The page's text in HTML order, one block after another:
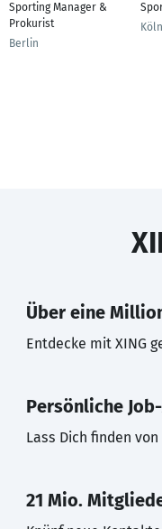
Sporting Manager &
Prokurist
Berlin
Köln
Über eine
Entdecke mit XING
Persönliche
Lass Dich finden
21 Mio.